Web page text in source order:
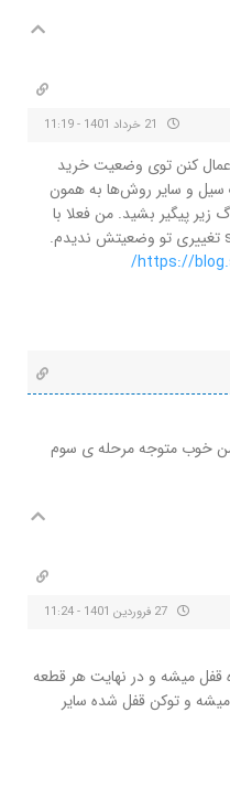
کنن توی وضعیت خرید
سیل و سایر روش‌ها به همون
پیگیر بشید. من فعلا با
https://
من خوب متوجه مرحله ی سوم
قفل میشه و در نهایت هر قطعه
میشه و توکن قفل شده سایر